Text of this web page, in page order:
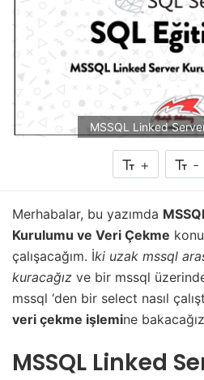
MSSQL Linked
+ -
Merhabalar, bu yazımda
Kurulumu ve Veri Çekme
çalışacağım. İki uzak mssql
kuracağız ve bir mssql
mssql ‘den bir select nasıl
veri çekme işlemine
MSSQL Linked